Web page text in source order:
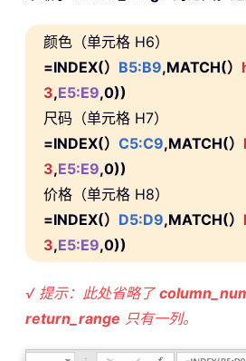
颜色（单元格 H6）
=INDEX(） B5:B9,MATCH(）
3,E5:E9,0))
尺码（单元格 H7）
=INDEX(） C5:C9,MATCH(）
3,E5:E9,0))
价格（单元格 H8）
=INDEX(） D5:D9,MATCH(）
3,E5:E9,0))
√ 提示：此处省略了
return_range 只有一列。